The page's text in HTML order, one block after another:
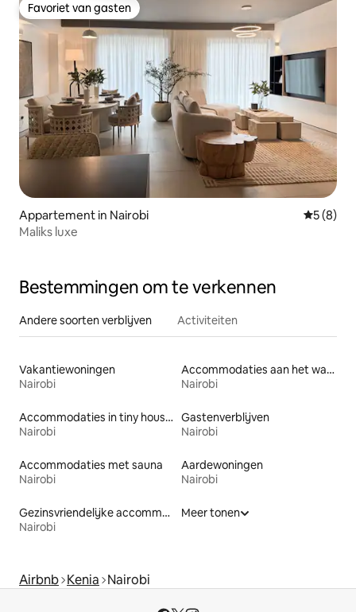
Favoriet van gasten
Favoriet van gasten
Appartement in Nairobi
5 (8)
Maliks luxe
Bestemmingen om te verkennen
Andere soorten verblijven Activiteiten
Vakantiewoningen
Nairobi
Accommodaties aan het water
Nairobi
Accommodaties in tiny houses
Nairobi
Gastenverblijven
Nairobi
Accommodaties met sauna
Nairobi
Aardewoningen
Nairobi
Gezinsvriendelijke accommodaties
Nairobi
Meer tonen
Airbnb Kenia Nairobi